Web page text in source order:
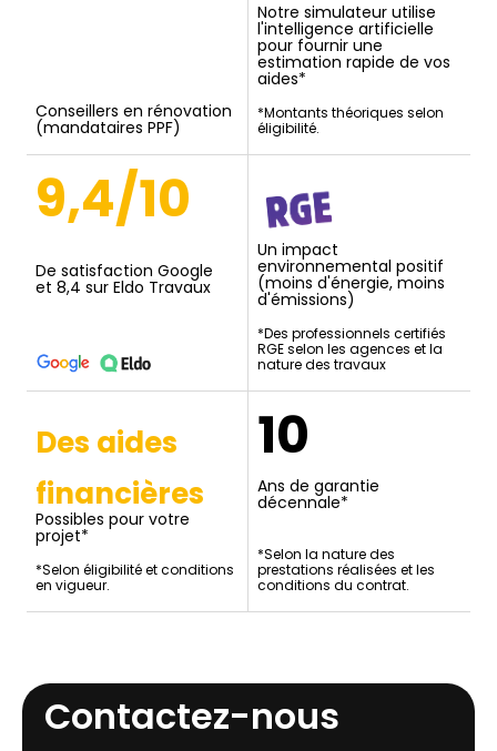
Conseillers en rénovation
(mandataires PPF)
Notre simulateur utilise
l'intelligence artificielle
pour fournir une
estimation rapide de vos
aides*
*Montants théoriques selon
éligibilité.
9,4/10
De satisfaction Google
et 8,4 sur Eldo Travaux
Un impact
environnemental positif
(moins d'énergie, moins
d'émissions)
*Des professionnels certifiés
RGE selon les agences et la
nature des travaux
Des aides
financières
Possibles pour votre
projet*
*Selon éligibilité et conditions
en vigueur.
10
Ans de garantie
décennale*
*Selon la nature des
prestations réalisées et les
conditions du contrat.
Contactez-nous